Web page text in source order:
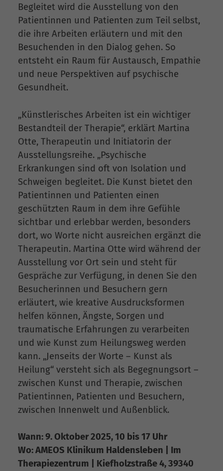
Begleitet wird die Ausstellung von den
Patientinnen und Patienten zum Teil selbst,
die ihre Arbeiten erläutern und mit den
Besuchenden in den Dialog gehen. So
entsteht ein Raum für Austausch, Empathie
und neue Perspektiven auf psychische
Gesundheit.
„Künstlerisches Arbeiten ist ein wichtiger
Bestandteil der Therapie“, erklärt Martina
Otte, Therapeutin und Initiatorin der
Ausstellungsreihe. „Psychische
Erkrankungen sind oft von Isolation und
Schweigen begleitet. Die Kunst bietet den
Patientinnen und Patienten einen
geschützten Raum in dem ihre Gefühle
sichtbar und erlebbar werden, besonders
dort, wo Worte nicht ausreichen ergänzt die
Therapeutin. Martina Otte wird während der
Ausstellung vor Ort sein und steht für
Gespräche zur Verfügung, in denen Sie den
Besucherinnen und Besuchern gern
erläutert, wie kreative Ausdrucksformen
helfen können, Ängste, Sorgen und
traumatische Erfahrungen zu verarbeiten
und wie Kunst zum Heilungsweg werden
kann. „Jenseits der Worte – Kunst als
Heilung“ versteht sich als Begegnungsort –
zwischen Kunst und Therapie, zwischen
Patientinnen, Patienten und Besuchern,
zwischen Innenwelt und Außenblick.
Wann: 9. Oktober 2025, 10 bis 17 Uhr
Wo: AMEOS Klinikum Haldensleben | Im
Therapiezentrum | Kiefholzstraße 4, 39340